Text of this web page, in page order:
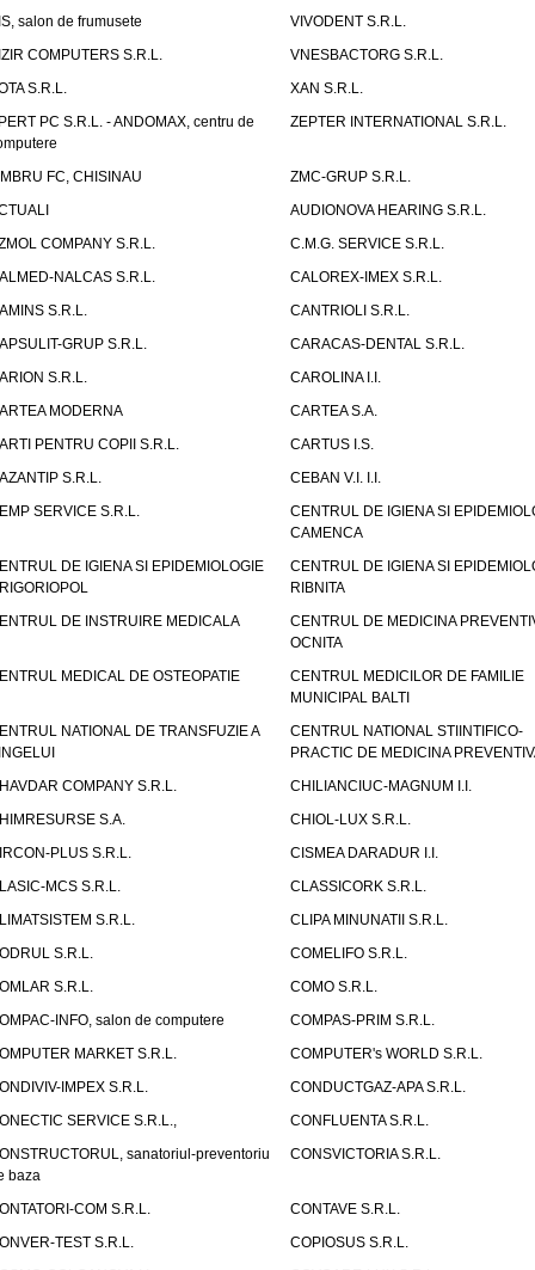
salon de frumusete
VIVODENT S.R.L.
COMPUTERS S.R.L.
VNESBACTORG S.R.L.
S.R.L.
XAN S.R.L.
PC S.R.L. - ANDOMAX, centru de
ZEPTER INTERNATIONAL S.R.L.
FC, CHISINAU
ZMC-GRUP S.R.L.
AUDIONOVA HEARING S.R.L.
COMPANY S.R.L.
C.M.G. SERVICE S.R.L.
NALCAS S.R.L.
CALOREX-IMEX S.R.L.
S.R.L.
CANTRIOLI S.R.L.
GRUP S.R.L.
CARACAS-DENTAL S.R.L.
S.R.L.
CAROLINA I.I.
MODERNA
CARTEA S.A.
PENTRU COPII S.R.L.
CARTUS I.S.
S.R.L.
CEBAN V.I. I.I.
SERVICE S.R.L.
CENTRUL DE IGIENA SI
CAMENCA
DE IGIENA SI EPIDEMIOLOGIE
CENTRUL DE IGIENA SI
RIBNITA
DE INSTRUIRE MEDICALA
CENTRUL DE MEDICINA
OCNITA
MEDICAL DE OSTEOPATIE
CENTRUL MEDICILOR DE FAMILIE
MUNICIPAL BALTI
NATIONAL DE TRANSFUZIE A
CENTRUL NATIONAL STIINTIFICO-
PRACTIC DE MEDICINA
COMPANY S.R.L.
CHILIANCIUC-MAGNUM I.I.
S.A.
CHIOL-LUX S.R.L.
PLUS S.R.L.
CISMEA DARADUR I.I.
MCS S.R.L.
CLASSICORK S.R.L.
S.R.L.
CLIPA MINUNATII S.R.L.
S.R.L.
COMELIFO S.R.L.
S.R.L.
COMO S.R.L.
INFO, salon de computere
COMPAS-PRIM S.R.L.
MARKET S.R.L.
COMPUTER's WORLD S.R.L.
IMPEX S.R.L.
CONDUCTGAZ-APA S.R.L.
SERVICE S.R.L.,
CONFLUENTA S.R.L.
sanatoriul-preventoriu
baza
CONSVICTORIA S.R.L.
COM S.R.L.
CONTAVE S.R.L.
TEST S.R.L.
COPIOSUS S.R.L.